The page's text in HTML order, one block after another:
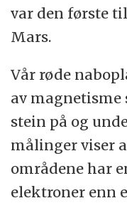
var den første
Mars.
Vår røde
av
stein på og
målinger viser
områdene har
elektroner enn